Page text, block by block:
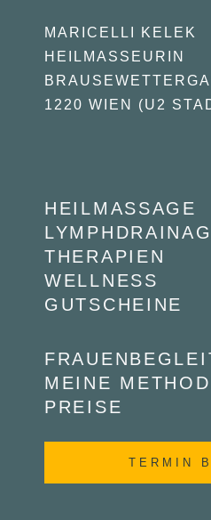
MARICELLI KELEK
HEILMASSEURIN
1220 WIEN (U2
HEILMASSAGE
THERAPIEN
WELLNESS
GUTSCHEINE
MEINE
PREISE
TERMIN